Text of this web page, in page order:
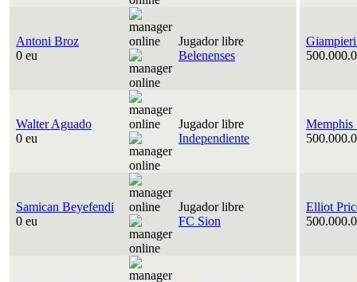
Antoni Broz
0 eu
Jugador libre
Belenenses
Walter Aguado
0 eu
Jugador libre
Independiente
Memphis
Samican Beyefendi
0 eu
Jugador libre
FC Sion
Elliot